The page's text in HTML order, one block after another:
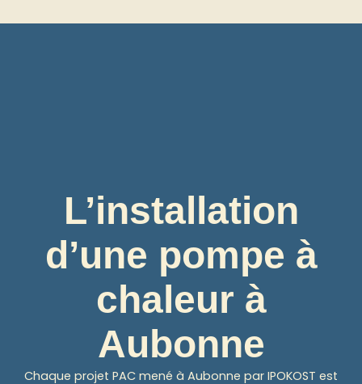
L’installation
d’une pompe à
chaleur à
Aubonne
Chaque projet PAC mené à Aubonne par IPOKOST est